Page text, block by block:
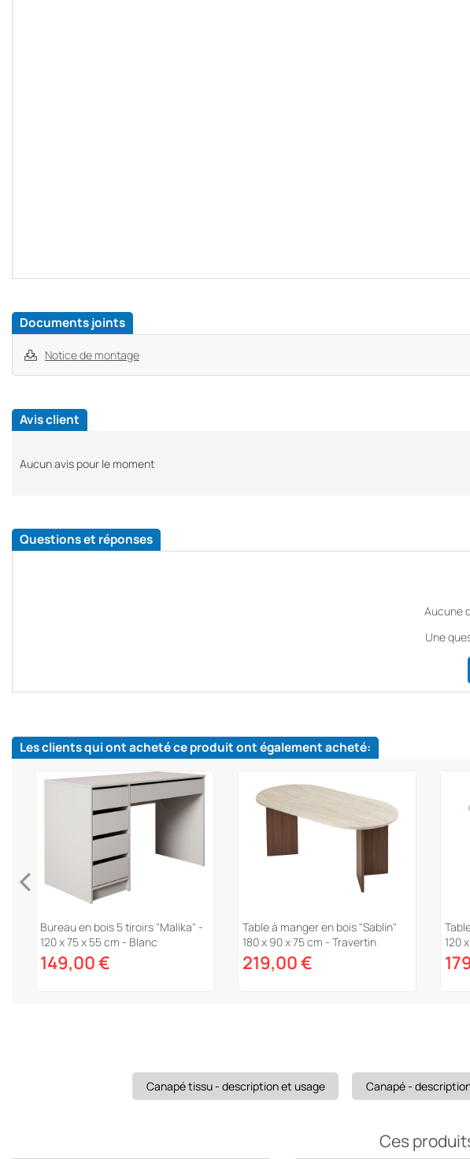
Documents joints
Notice de montage
Avis client
Aucun avis pour le moment
Questions et réponses
Aucune
Une
Les clients qui ont acheté ce produit ont également acheté:
Bureau en bois 5 tiroirs "Malika" -
120 x 75 x 55 cm - Blanc
149,00 €
Table à manger en bois "Sablin"
180 x 90 x 75 cm - Travertin
219,00 €
120
Canapé tissu - description et usage Canapé -
Ces